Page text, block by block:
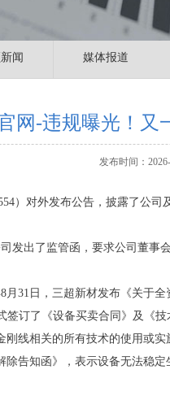
闻 媒体报道
网-违规曝光！又
发布时间：
）对外发布公告，披露了公
发出了监管函，要求公司董事
月31日，三超新材发布《关
订了《设备买卖合同》及《
线相关的所有技术的使用或实
告知函》，表示设备无法稳